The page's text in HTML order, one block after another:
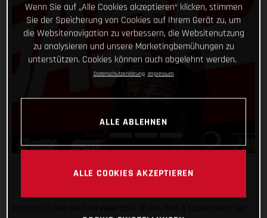
Wenn Sie auf „Alle Cookies akzeptieren“ klicken, stimmen
Sie der Speicherung von Cookies auf Ihrem Gerät zu, um
die Websitenavigation zu verbessern, die Websitenutzung
zu analysieren und unsere Marketingbemühungen zu
unterstützen. Cookies können auch abgelehnt werden.
Datenschutzerklärung Impressum
ALLE ABLEHNEN
ALLE COOKIES AKZEPTIEREN